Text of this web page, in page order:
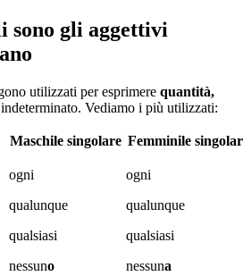
sono gli aggettivi
utilizzati per esprimere quantità,
Vediamo i più utilizzati:
Maschile singolare Femminile
ogni
qualunque
qualsiasi
nessuno
ogni
qualunque
qualsiasi
nessuna